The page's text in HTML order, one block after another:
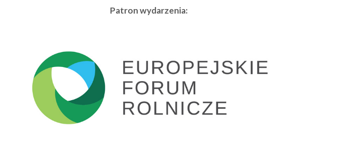
Patron wydarzenia: